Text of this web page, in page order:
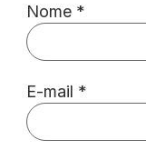
Nome *
E-mail *